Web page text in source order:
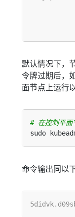
默认情况下，
令牌过期后，
面节点上运行
# 在控制平面
命令输出同以